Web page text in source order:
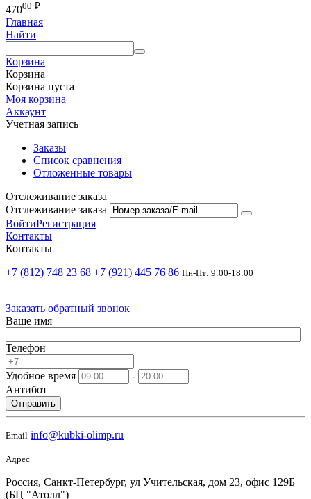
47000 ₽
Главная
Найти
Корзина
Корзина
Корзина пуста
Моя корзина
Аккаунт
Учетная запись
Заказы
Список сравнения
Отложенные товары
Отслеживание заказа
Отслеживание заказа
ВойтиРегистрация
Контакты
Контакты
+7 (812) 748 23 68 +7 (921) 445 76 86 Пн-Пт: 9:00-18:00
Заказать обратный звонок
Ваше имя
Телефон
Удобное время
-
Антибот
Отправить
Email info@kubki-olimp.ru
Адрес
Россия, Санкт-Петербург, ул Учительская, дом 23, офис 129Б
(БЦ "Атолл")